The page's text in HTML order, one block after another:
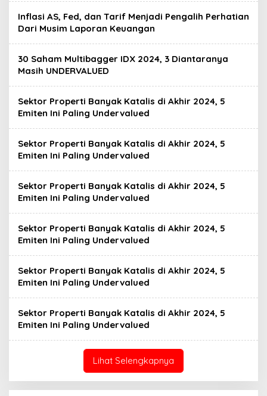
Inflasi AS, Fed, dan Tarif Menjadi Pengalih Perhatian
Dari Musim Laporan Keuangan
30 Saham Multibagger IDX 2024, 3 Diantaranya
Masih UNDERVALUED
Sektor Properti Banyak Katalis di Akhir 2024, 5
Emiten Ini Paling Undervalued
Sektor Properti Banyak Katalis di Akhir 2024, 5
Emiten Ini Paling Undervalued
Sektor Properti Banyak Katalis di Akhir 2024, 5
Emiten Ini Paling Undervalued
Sektor Properti Banyak Katalis di Akhir 2024, 5
Emiten Ini Paling Undervalued
Sektor Properti Banyak Katalis di Akhir 2024, 5
Emiten Ini Paling Undervalued
Sektor Properti Banyak Katalis di Akhir 2024, 5
Emiten Ini Paling Undervalued
Lihat Selengkapnya